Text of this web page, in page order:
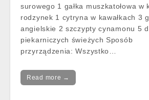
surowego 1 gałka muszkatołowa w
rodzynek 1 cytryna w kawałkach 3
angielskie 2 szczypty cynamonu 5
piekarniczych świeżych Sposób
przyrządzenia: Wszystko…
Read more →